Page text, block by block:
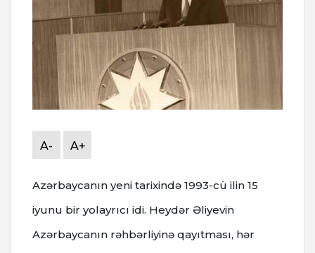
A- A+
Azərbaycanın yeni tarixində 1993-cü ilin 15
iyunu bir yolayrıcı idi. Heydər Əliyevin
Azərbaycanın rəhbərliyinə qayıtması, hər